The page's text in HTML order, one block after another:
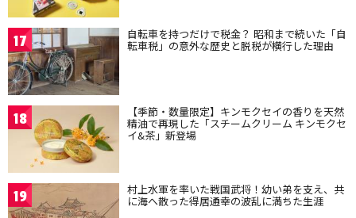
17 自転車を持つだけで税金？ 昭和まで続いた「自
転車税」の意外な歴史と脱税が横行した理由
18 【季節・数量限定】キンモクセイの香りを天然
精油で再現した「スチームクリーム キンモクセ
イ&茶」新登場
19 村上水軍を率いた戦国武将！幼い弟を支え、共
に海へ散った得居通幸の波乱に満ちた生涯